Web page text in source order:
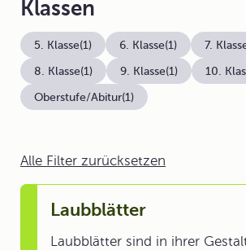
Alle Filter zurücksetzen
Laubblätter
Laubblätter sind in ihrer
Klassen
5. Klasse(1) 6. Klasse(1) 7.
8. Klasse(1) 9. Klasse(1) 10.
Oberstufe/Abitur(1)